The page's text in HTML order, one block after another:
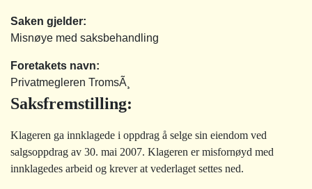
Saken gjelder:
Misnøye med saksbehandling
Foretakets navn:
Privatmegleren TromsÃ¸
Saksfremstilling:
Klageren ga innklagede i oppdrag å selge sin eiendom ved
salgsoppdrag av 30. mai 2007. Klageren er misfornøyd med
innklagedes arbeid og krever at vederlaget settes ned.